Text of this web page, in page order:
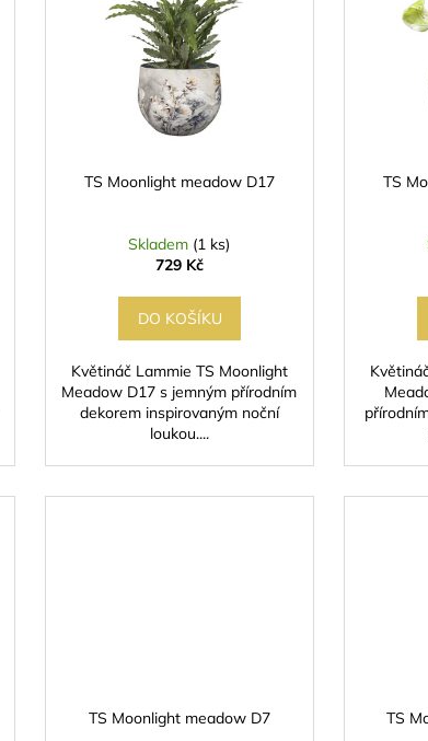
TS Moonlight meadow D17
Skladem (1 ks)
729 Kč
DO KOŠÍKU
Květináč Lammie TS Moonlight
Meadow D17 s jemným přírodním
dekorem inspirovaným noční
loukou....
TS
TS Moonlight meadow D7 TS